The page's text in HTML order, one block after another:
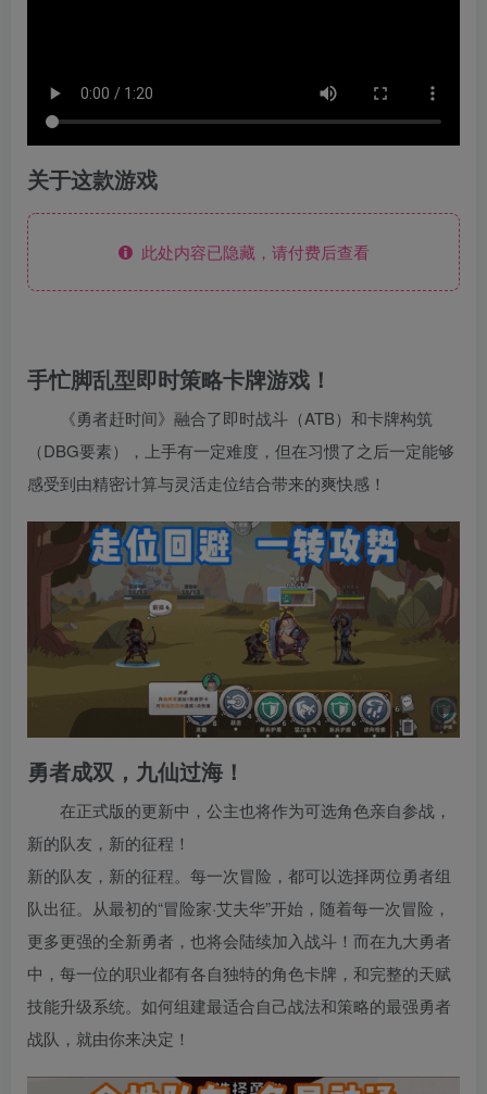
关于这款游戏
此处内容已隐藏，请付费后查看
手忙脚乱型即时策略卡牌游戏！
《勇者赶时间》融合了即时战斗（ATB）和卡牌构筑
（DBG要素），上手有一定难度，但在习惯了之后一定能够
感受到由精密计算与灵活走位结合带来的爽快感！
勇者成双，九仙过海！
在正式版的更新中，公主也将作为可选角色亲自参战，
新的队友，新的征程！
新的队友，新的征程。每一次冒险，都可以选择两位勇者组
队出征。从最初的“冒险家·艾夫华”开始，随着每一次冒险，
更多更强的全新勇者，也将会陆续加入战斗！而在九大勇者
中，每一位的职业都有各自独特的角色卡牌，和完整的天赋
技能升级系统。如何组建最适合自己战法和策略的最强勇者
战队，就由你来决定！